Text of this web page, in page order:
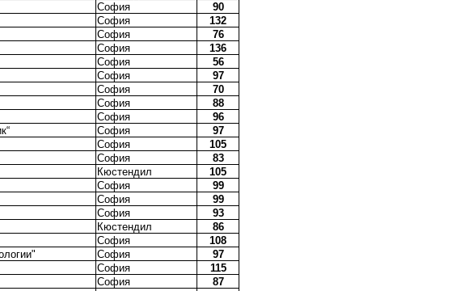
София
90
София
132
София
76
София
136
София
56
София
97
София
70
София
88
София
96
София
97
София
105
София
83
Кюстендил
105
София
99
София
99
София
93
Кюстендил
86
София
108
София
97
София
115
София
87